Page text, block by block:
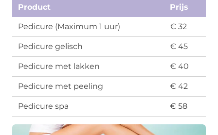
Product Prijs
Pedicure (Maximum 1 uur) € 32
Pedicure gelisch € 45
Pedicure met lakken € 40
Pedicure met peeling € 42
Pedicure spa € 58